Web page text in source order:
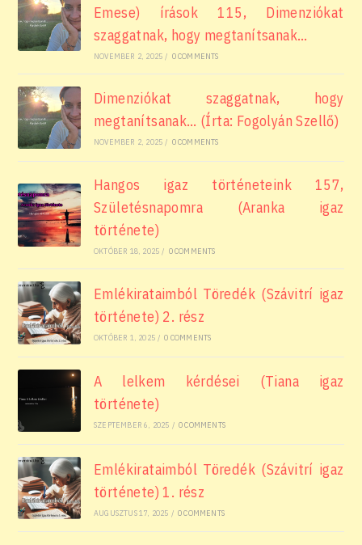
Emese) írások 115, Dimenziókat
szaggatnak, hogy megtanítsanak…
NOVEMBER 2, 2025 / 0 COMMENTS
Dimenziókat szaggatnak, hogy
megtanítsanak… (Írta: Fogolyán Szellő)
NOVEMBER 2, 2025 / 0 COMMENTS
Hangos igaz történeteink 157,
Születésnapomra (Aranka igaz
története)
OKTÓBER 18, 2025 / 0 COMMENTS
Emlékirataimból Töredék (Szávitrí igaz
története) 2. rész
OKTÓBER 1, 2025 / 0 COMMENTS
A lelkem kérdései (Tiana igaz
története)
SZEPTEMBER 6, 2025 / 0 COMMENTS
Emlékirataimból Töredék (Szávitrí igaz
története) 1. rész
AUGUSZTUS 17, 2025 / 0 COMMENTS